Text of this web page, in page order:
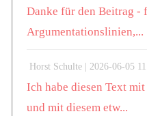
Danke für den Beitrag -
Argumentationslinien,...
Horst Schulte | 2026-06-05
Ich habe diesen Text
und mit diesem etw...